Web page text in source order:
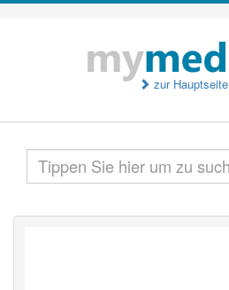
zur Hauptseite